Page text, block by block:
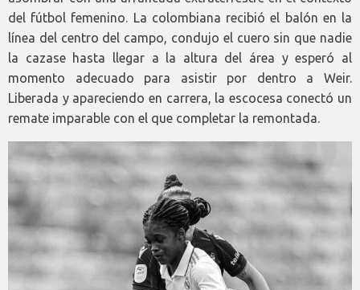
del fútbol femenino. La colombiana recibió el balón en la
línea del centro del campo, condujo el cuero sin que nadie
la cazase hasta llegar a la altura del área y esperó al
momento adecuado para asistir por dentro a Weir.
Liberada y apareciendo en carrera, la escocesa conectó un
remate imparable con el que completar la remontada.